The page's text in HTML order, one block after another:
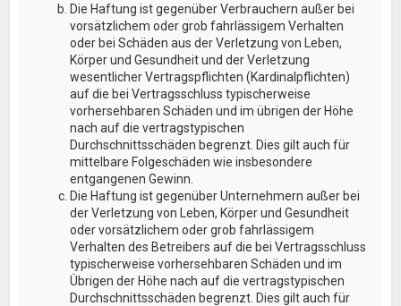
Die Haftung ist gegenüber Verbrauchern außer bei
vorsätzlichem oder grob fahrlässigem Verhalten
oder bei Schäden aus der Verletzung von Leben,
Körper und Gesundheit und der Verletzung
wesentlicher Vertragspflichten (Kardinalpflichten)
auf die bei Vertragsschluss typischerweise
vorhersehbaren Schäden und im übrigen der Höhe
nach auf die vertragstypischen
Durchschnittsschäden begrenzt. Dies gilt auch für
mittelbare Folgeschäden wie insbesondere
entgangenen Gewinn.
Die Haftung ist gegenüber Unternehmern außer bei
der Verletzung von Leben, Körper und Gesundheit
oder vorsätzlichem oder grob fahrlässigem
Verhalten des Betreibers auf die bei Vertragsschluss
typischerweise vorhersehbaren Schäden und im
Übrigen der Höhe nach auf die vertragstypischen
Durchschnittsschäden begrenzt. Dies gilt auch für